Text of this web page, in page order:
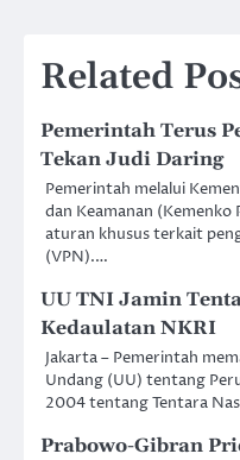
Related
Pemerintah Terus
Tekan Judi Daring
Pemerintah melalui
dan Keamanan
aturan khusus terkait
(VPN).…
UU TNI Jamin
Kedaulatan NKRI
Jakarta – Pemerintah
Undang (UU) tentang
2004 tentang Tentara
⁠Prabowo-Gibran